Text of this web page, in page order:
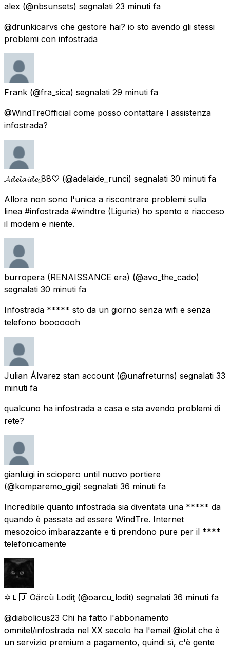
alex (@nbsunsets) segnalati 23 minuti fa
@drunkicarvs che gestore hai? io sto avendo gli stessi
problemi con infostrada
Frank (@fra_sica) segnalati 29 minuti fa
@WindTreOfficial come posso contattare l assistenza
infostrada?
𝓐𝓭𝓮𝓵𝓪𝓲𝓭𝓮_88♡ (@adelaide_runci) segnalati 30 minuti fa
Allora non sono l'unica a riscontrare problemi sulla
linea #infostrada #windtre (Liguria) ho spento e riacceso
il modem e niente.
burropera (RENAISSANCE era) (@avo_the_cado)
segnalati 30 minuti fa
Infostrada ***** sto da un giorno senza wifi e senza
telefono booooooh
Julian Álvarez stan account (@unafreturns) segnalati 33
minuti fa
qualcuno ha infostrada a casa e sta avendo problemi di
rete?
gianluigi in sciopero until nuovo portiere
(@komparemo_gigi) segnalati 36 minuti fa
Incredibile quanto infostrada sia diventata una ***** da
quando è passata ad essere WindTre. Internet
mesozoico imbarazzante e ti prendono pure per il ****
telefonicamente
✡️🇪🇺 Oărcü Lodiţ (@oarcu_lodit) segnalati 36 minuti fa
@diabolicus23 Chi ha fatto l'abbonamento
omnitel/infostrada nel XX secolo ha l'email @iol.it che è
un servizio premium a pagamento, quindi sì, c'è gente